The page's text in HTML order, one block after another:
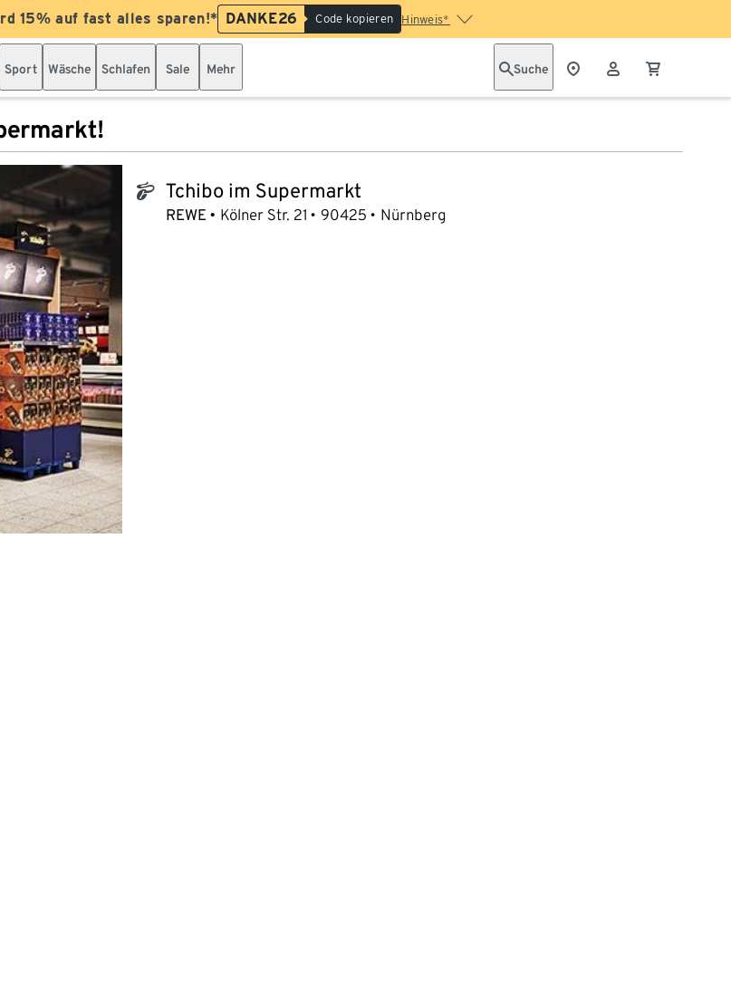
15% auf fast alles sparen!* DANKE26 Code kopieren Hinweis*
Sport Wäsche Schlafen Sale Mehr Suche
tchibo_logo Tchibo im Supermarkt
REWE Kölner Str. 21 90425 Nürnberg